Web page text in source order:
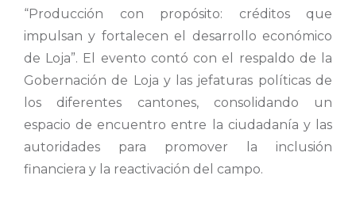
“Producción con propósito: créditos que
impulsan y fortalecen el desarrollo económico
de Loja”. El evento contó con el respaldo de la
Gobernación de Loja y las jefaturas políticas de
los diferentes cantones, consolidando un
espacio de encuentro entre la ciudadanía y las
autoridades para promover la inclusión
financiera y la reactivación del campo.